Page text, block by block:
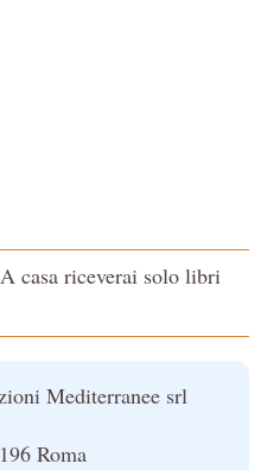
casa riceverai solo libri
Mediterranee srl
Roma